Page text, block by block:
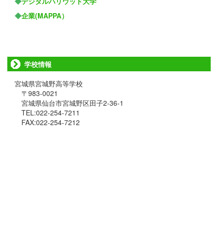
◆企業(MAPPA）
学校情報
宮城県宮城野高等学校
〒983-0021
宮城県仙台市宮城野区田子2-36-1
TEL:022-254-7211
FAX:022-254-7212